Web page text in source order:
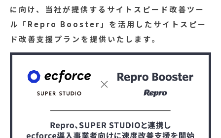
に向け、当社が提供するサイトスピード改善ツー
ル「Repro Booster」を活用したサイトスピー
ド改善支援プランを提供いたします。